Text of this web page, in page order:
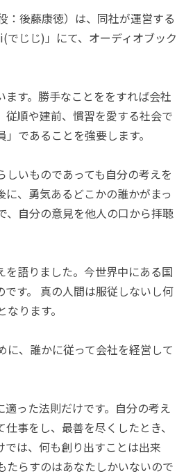
後藤康徳）は、同社が運営する
じじ)」にて、オーディオブック
す。勝手なことををすれば会社
順や建前、慣習を愛する社会で
であることを強要します。
いものであっても自分の考えを
、勇気あるどこかの誰かがまっ
、自分の意見を他人の口から拝聴
語りました。今世界中にある国
す。 真の人間は服従しないし何
ります。
、誰かに従って会社を経営して
った法則だけです。自分の考え
事をし、最善を尽くしたとき、
は、何も創り出すことは出来
らすのはあなたしかいないので